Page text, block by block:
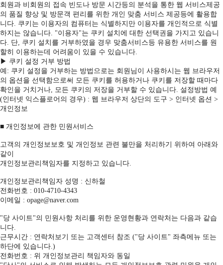
회원과 비회원의 접속 빈도나 방문 시간등의 분석을 통한 웹 서비스제공
의 품질 향상 및 방문객 편리를 위한 개인 맞춤 서비스 제공등에 활용합
니다. 쿠키는 이용자의 컴퓨터는 식별하지만 이용자를 개인적으로 식별
하지는 않습니다. "이용자"는 쿠키 설치에 대한 선택권을 가지고 있습니
다. 단, 쿠키 설치를 거부하였을 경우 맞춤서비스등 유용한 서비스를 원
할히 이용하는데 어려움이 있을 수 있습니다.
▶ 쿠키 설정 거부 방법
예: 쿠키 설정을 거부하는 방법으로는 회원님이 사용하시는 웹 브라우저
의 옵션을 선택함으로써 모든 쿠키를 허용하거나 쿠키를 저장할 때마다
확인을 거치거나, 모든 쿠키의 저장을 거부할 수 있습니다. 설정방법 예
(인터넷 익스플로어의 경우) : 웹 브라우저 상단의 도구 > 인터넷 옵션 >
개인정보
■ 개인정보에 관한 민원서비스
고객의 개인정보보호 및 개인정보 관련 불만을 처리하기 위하여 아래와
같이
개인정보관리책임자를 지정하고 있습니다.
개인정보관리책임자 성명 : 신하철
전화번호 : 010-4710-4343
이메일 : opage@naver.com
"당 사이트"의 민원사항 처리를 위한 운영현황과 연락처는 다음과 같습
니다.
근무시간 : 연락처보기 또는 고객센터 참조 ("당 사이트" 좌측메뉴 또는
하단에 있습니다.)
전화번호 : 위 개인정보관리 책임자와 동일